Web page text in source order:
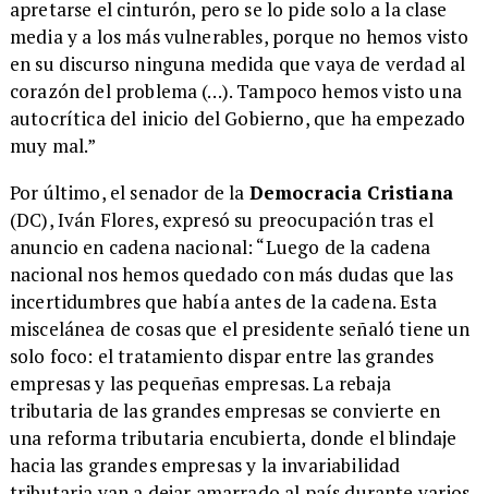
apretarse el cinturón, pero se lo pide solo a la clase
media y a los más vulnerables, porque no hemos visto
en su discurso ninguna medida que vaya de verdad al
corazón del problema (…). Tampoco hemos visto una
autocrítica del inicio del Gobierno, que ha empezado
muy mal.”
Por último, el senador de la Democracia Cristiana
(DC), Iván Flores, expresó su preocupación tras el
anuncio en cadena nacional: “Luego de la cadena
nacional nos hemos quedado con más dudas que las
incertidumbres que había antes de la cadena. Esta
miscelánea de cosas que el presidente señaló tiene un
solo foco: el tratamiento dispar entre las grandes
empresas y las pequeñas empresas. La rebaja
tributaria de las grandes empresas se convierte en
una reforma tributaria encubierta, donde el blindaje
hacia las grandes empresas y la invariabilidad